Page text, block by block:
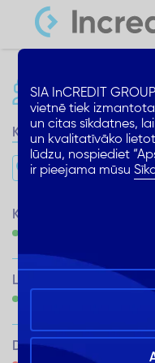
Darba dienās: 9:00
Kreditēšanas centri
Kr. Barona iela 130 k4,
Latgales iela 257, Rīga,
Dzelzavas iela 72, Rīga,
SIA InCREDIT
vietnē tiek
un citas sīkdatnes,
un kvalitatīvāko
lūdzu, nospiediet
ir pieejama mūsu